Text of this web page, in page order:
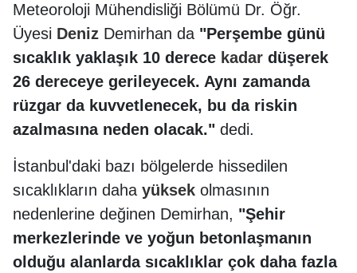
Meteoroloji Mühendisliği Bölümü Dr. Öğr.
Üyesi Deniz Demirhan da "Perşembe günü
sıcaklık yaklaşık 10 derece kadar düşerek
26 dereceye gerileyecek. Aynı zamanda
rüzgar da kuvvetlenecek, bu da riskin
azalmasına neden olacak." dedi.
İstanbul'daki bazı bölgelerde hissedilen
sıcaklıkların daha yüksek olmasının
nedenlerine değinen Demirhan, "Şehir
merkezlerinde ve yoğun betonlaşmanın
olduğu alanlarda sıcaklıklar çok daha fazla